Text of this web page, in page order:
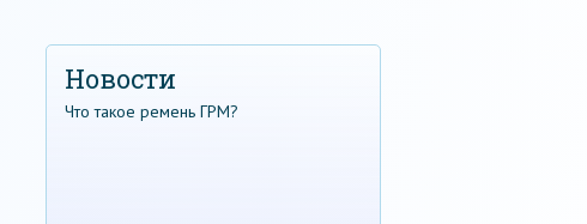
Новости
Что такое ремень ГРМ?